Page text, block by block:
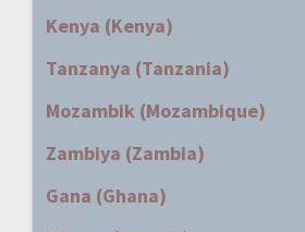
Kenya (Kenya)
Tanzanya (Tanzania)
Mozambik (Mozambique)
Zambiya (Zambia)
Gana (Ghana)